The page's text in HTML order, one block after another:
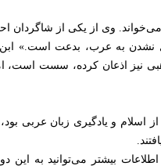
وی از یکی از شاگردان
نشدن به عرب، بدعت است.» ابن
نیز اذعان کرده، سست است،
و یادگیری زبان عربی بود،
بیشتر می‌توانید به این